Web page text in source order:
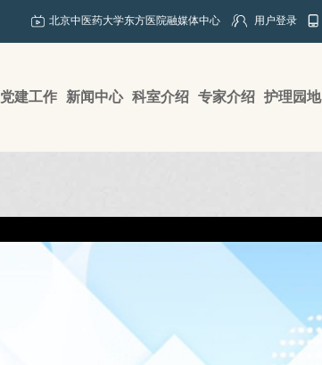
北京中医药大学东方医院融媒体中心 用户登录
党建工作 新闻中心 科室介绍 专家介绍 护理园地